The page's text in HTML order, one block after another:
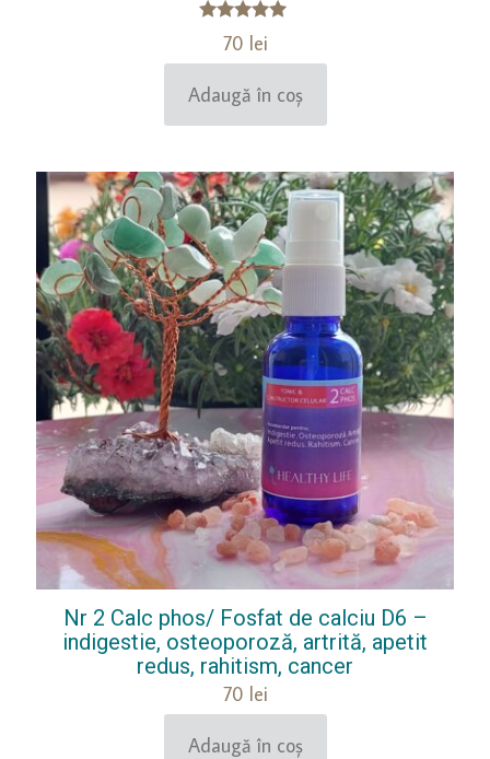
Evaluat la
5.00
din 5
70 lei
Adaugă în coș
Nr 2 Calc phos/ Fosfat de calciu D6 –
indigestie, osteoporoză, artrită, apetit
redus, rahitism, cancer
70 lei
Adaugă în coș